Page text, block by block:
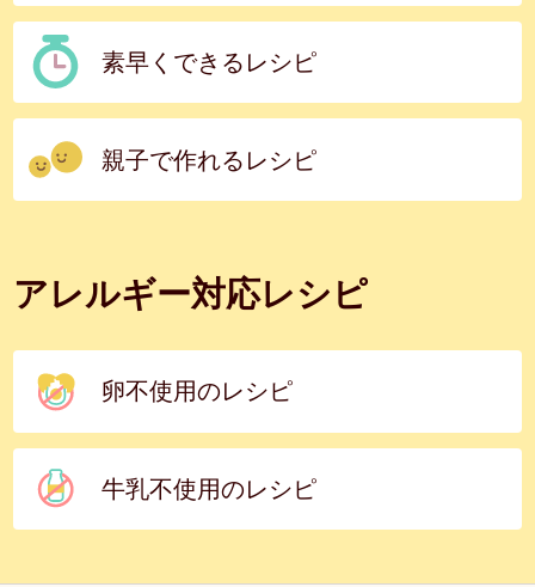
素早くできるレシピ
親子で作れるレシピ
アレルギー対応レシピ
卵不使用のレシピ
牛乳不使用のレシピ